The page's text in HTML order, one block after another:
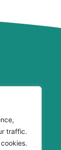
traffic.